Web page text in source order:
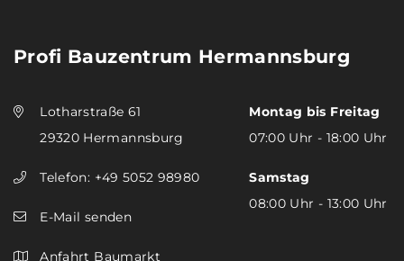
Profi Bauzentrum Hermannsburg
Lotharstraße 61
29320 Hermannsburg
Telefon: +49 5052 98980
E-Mail senden
Anfahrt Baumarkt
Montag bis Freitag
07:00 Uhr - 18:00 Uhr
Samstag
08:00 Uhr - 13:00 Uhr